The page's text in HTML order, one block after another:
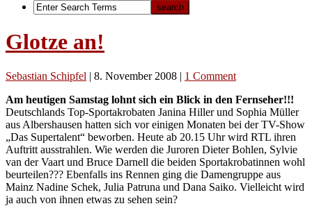
Glotze an!
Sebastian Schipfel | 8. November 2008 | 1 Comment
Am heutigen Samstag lohnt sich ein Blick in den Fernseher!!!
Deutschlands Top-Sportakrobaten Janina Hiller und Sophia Müller
aus Albershausen hatten sich vor einigen Monaten bei der TV-Show
„Das Supertalent“ beworben. Heute ab 20.15 Uhr wird RTL ihren
Auftritt ausstrahlen. Wie werden die Juroren Dieter Bohlen, Sylvie
van der Vaart und Bruce Darnell die beiden Sportakrobatinnen wohl
beurteilen??? Ebenfalls ins Rennen ging die Damengruppe aus
Mainz Nadine Schek, Julia Patruna und Dana Saiko. Vielleicht wird
ja auch von ihnen etwas zu sehen sein?